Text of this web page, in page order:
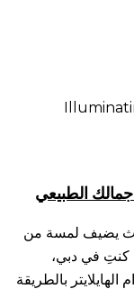
الطبيعي
حيث يضيف لمسة من
كنتِ في دبي،
الهايلايتر بالطريقة